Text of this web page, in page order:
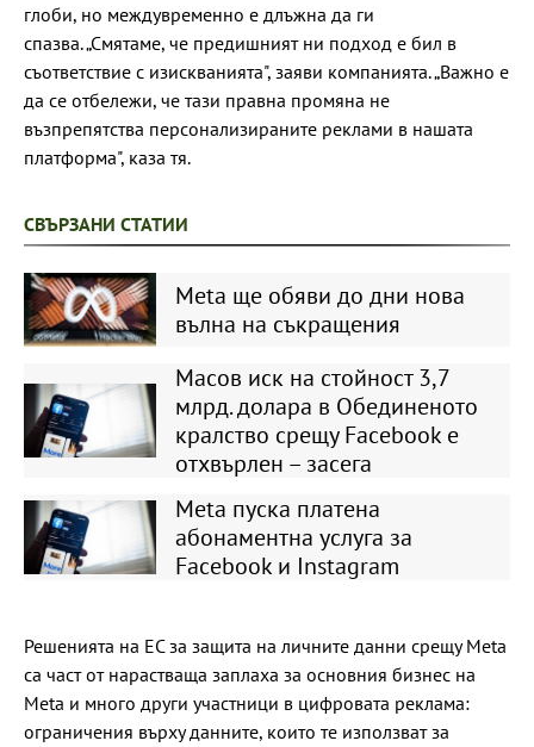
глоби, но междувременно е длъжна да ги
спазва. „Смятаме, че предишният ни подход е бил в
съответствие с изискванията", заяви компанията. „Важно е
да се отбележи, че тази правна промяна не
възпрепятства персонализираните реклами в нашата
платформа", каза тя.
СВЪРЗАНИ СТАТИИ
Meta ще обяви до дни нова
вълна на съкращения
Масов иск на стойност 3,7
млрд. долара в Обединеното
кралство срещу Facebook е
отхвърлен – засега
Meta пуска платена
абонаментна услуга за
Facebook и Instagram
Решенията на ЕС за защита на личните данни срещу Meta
са част от нарастваща заплаха за основния бизнес на
Meta и много други участници в цифровата реклама:
ограничения върху данните, които те използват за